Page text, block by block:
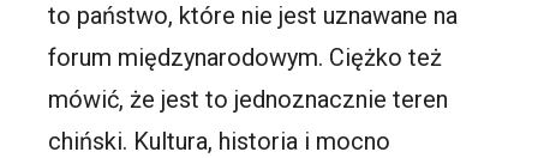
to państwo, które nie jest uznawane na
forum międzynarodowym. Ciężko też
mówić, że jest to jednoznacznie teren
chiński. Kultura, historia i mocno